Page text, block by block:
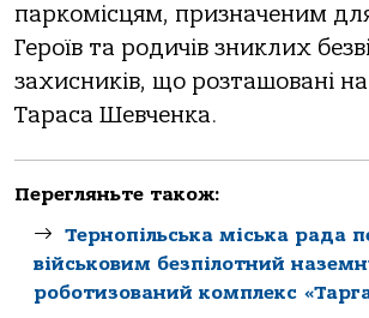
паркомісцям, призначеним
Героїв та родичів зниклих
захисників, що розташовані на
Тараса Шевченка.
Перегляньте також:
Тернопільська міська рада
військовим безпілотний
роботизований комплекс